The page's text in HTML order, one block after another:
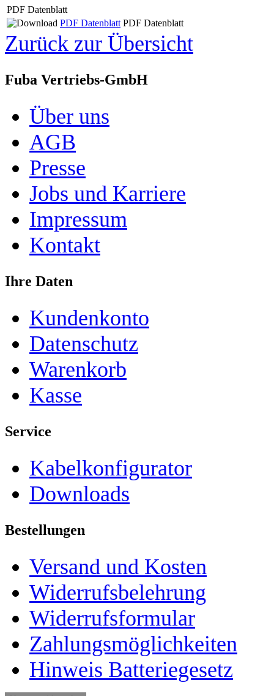
PDF Datenblatt
PDF Datenblatt PDF Datenblatt
Zurück zur Übersicht
Fuba Vertriebs-GmbH
Über uns
AGB
Presse
Jobs und Karriere
Impressum
Kontakt
Ihre Daten
Kundenkonto
Datenschutz
Warenkorb
Kasse
Service
Kabelkonfigurator
Downloads
Bestellungen
Versand und Kosten
Widerrufsbelehrung
Widerrufsformular
Zahlungsmöglichkeiten
Hinweis Batteriegesetz